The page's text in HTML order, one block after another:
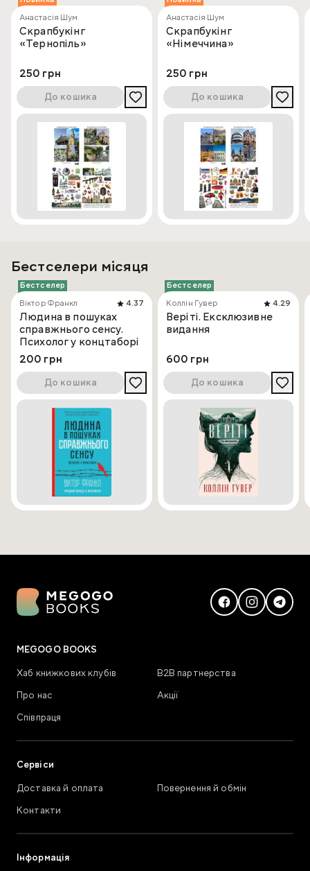
Анастасія Шум
Скрапбукінг
«Тернопіль»
250 грн
До кошика
Анастасія Шум
Скрапбукінг
«Німеччина»
250 грн
До кошика
Бестселери місяця
Бестселер
Віктор Франкл
4.37
Людина в пошуках
справжнього сенсу.
Психолог у концтаборі
200 грн
До кошика
Бестселер
Коллін Гувер
4.29
Веріті. Ексклюзивне
видання
600 грн
До кошика
MEGOGO BOOKS
Хаб книжкових клубів
В2В партнерства
Про нас
Акції
Співпраця
Сервіси
Доставка й оплата
Повернення й обмін
Контакти
Інформація